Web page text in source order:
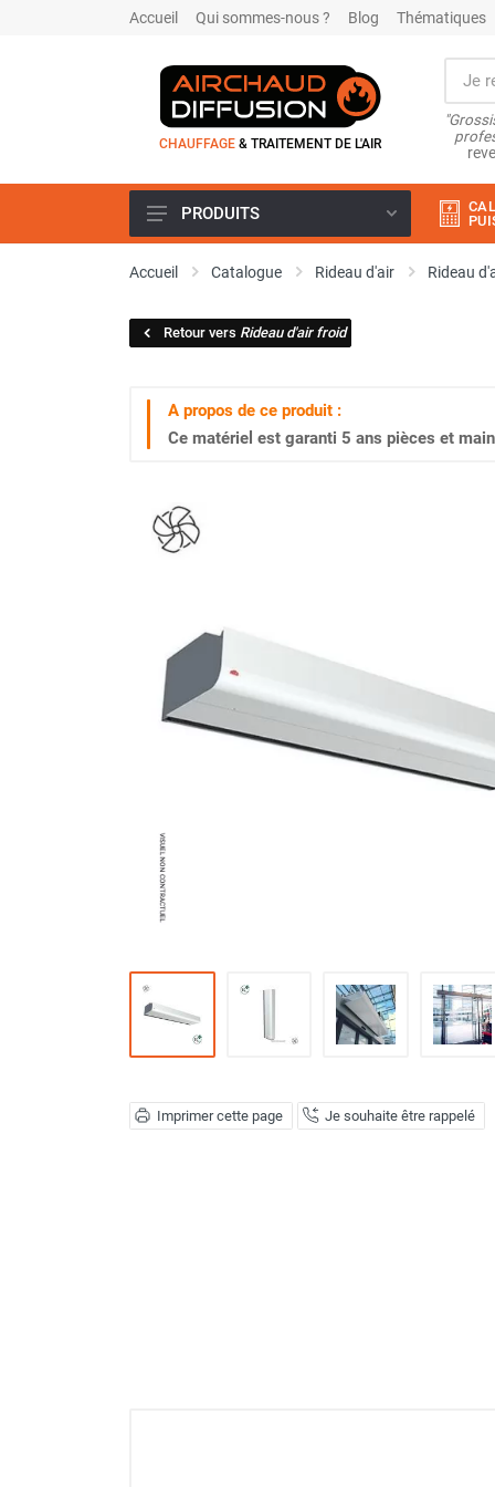
Accueil Qui sommes-nous ? Blog Thématiques
CHAUFFAGE & TRAITEMENT DE L'AIR
Climatiseur
Climatiseur mobile résidentiel et
Rafraîchisseur d'air
Rafraichisseur d'air mobile
Brumisateur d'air
Coffret de brumisation
Brasseur d'air
Ventilateur fixe
Ventilateur industriel
Ventilateur de chantier
Ventilateur centrifuge
Ventilateur de table
Extracteur d'air mural
Extracteur d'air mural hélicoïde
Extracteur d'air mural centrifuge
Extracteur d'air mural résidentiel
Déstratificateur ventilateur de
plafond
Déstratificateur industriel à pales
Déstratificateur de plafond design
Déstratificateur Airius
PRODUITS
Accueil Catalogue Rideau d'air Rideau
Retour vers Rideau d'air froid
A propos de ce produit :
Ce matériel est garanti 5 ans pièces et
Imprimer cette page Je souhaite être rappelé